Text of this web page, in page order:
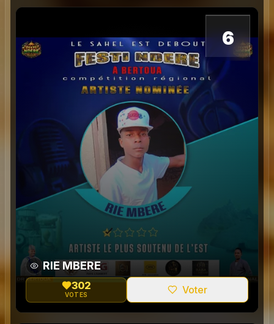
6
RIE MBERE
302
VOTES Voter